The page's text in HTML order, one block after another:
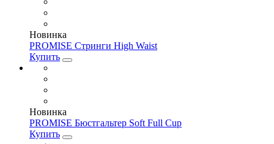
Новинка
PROMISE Стринги High Waist
Купить
Новинка
PROMISE Бюстгальтер Soft Full Cup
Купить